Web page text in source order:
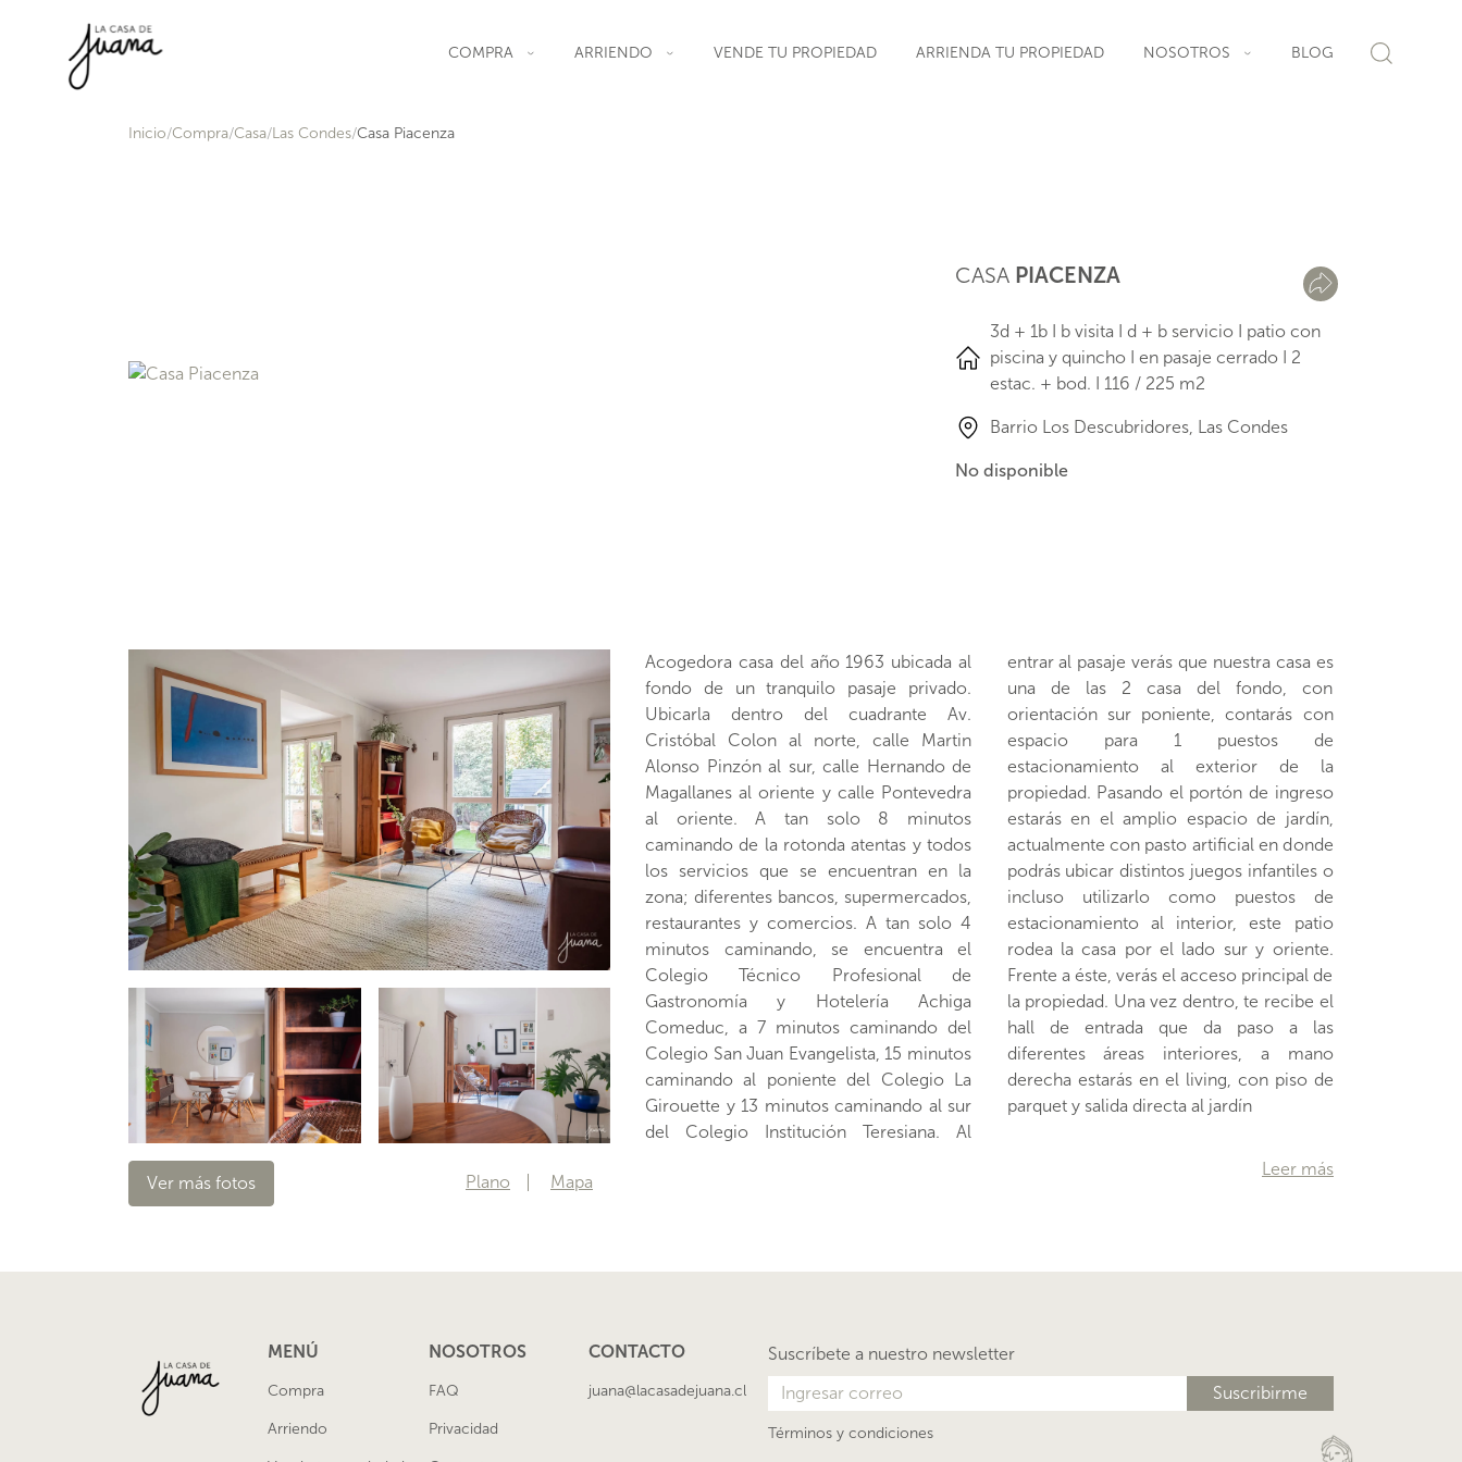
COMPRA ARRIENDO VENDE TU PROPIEDAD ARRIENDA TU PROPIEDAD NOSOTROS BLOG
Inicio Compra Casa Las Condes Casa Piacenza
CASA PIACENZA
3d + 1b I b visita I d + b servicio I patio con
piscina y quincho I en pasaje cerrado I 2
estac. + bod. I 116 / 225 m2
Barrio Los Descubridores, Las Condes
No disponible
Acogedora casa del año 1963 ubicada al
fondo de un tranquilo pasaje privado.
Ubicarla dentro del cuadrante Av.
Cristóbal Colon al norte, calle Martin
Alonso Pinzón al sur, calle Hernando de
Magallanes al oriente y calle Pontevedra
al oriente. A tan solo 8 minutos
caminando de la rotonda atentas y todos
los servicios que se encuentran en la
zona; diferentes bancos, supermercados,
restaurantes y comercios. A tan solo 4
minutos caminando, se encuentra el
Colegio Técnico Profesional de
Gastronomía y Hotelería Achiga
Comeduc, a 7 minutos caminando del
Colegio San Juan Evangelista, 15 minutos
caminando al poniente del Colegio La
Girouette y 13 minutos caminando al sur
del Colegio Institución Teresiana. Al
entrar al pasaje verás que nuestra casa es
una de las 2 casa del fondo, con
orientación sur poniente, contarás con
espacio para 1 puestos de
estacionamiento al exterior de la
propiedad. Pasando el portón de ingreso
estarás en el amplio espacio de jardín,
actualmente con pasto artificial en donde
podrás ubicar distintos juegos infantiles o
incluso utilizarlo como puestos de
estacionamiento al interior, este patio
rodea la casa por el lado sur y oriente.
Frente a éste, verás el acceso principal de
la propiedad. Una vez dentro, te recibe el
hall de entrada que da paso a las
diferentes áreas interiores, a mano
derecha estarás en el living, con piso de
parquet y salida directa al jardín
Leer más
Ver más fotos Plano Mapa
MENÚ
Compra
Arriendo
NOSOTROS
FAQ
Privacidad
CONTACTO
juana@lacasadejuana.cl
Suscríbete a nuestro newsletter
Términos y condiciones